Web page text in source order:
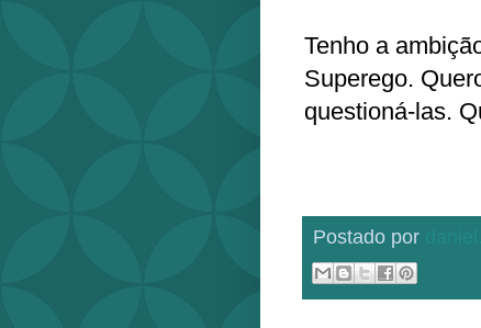
Tenho a
Superego.
questioná-las.
Postado por